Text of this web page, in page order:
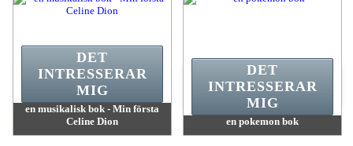
en musikalisk bok - Min första
Celine Dion
DET
INTRESSERAR
MIG
en pokemon bok
DET
INTRESSERAR
MIG